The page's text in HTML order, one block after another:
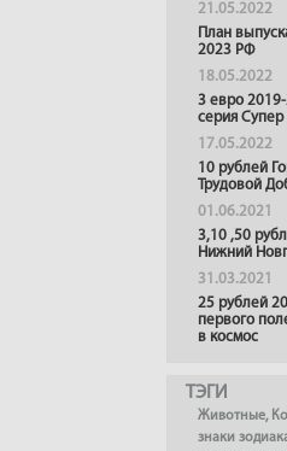
21.05.2022
План
2023 РФ
18.05.2022
3 евро
серия
17.05.2022
10 рублей
Трудовой
01.06.2021
3,10 ,50
Нижний
31.03.2021
25 рублей
первого
в космос
ТЭГИ
Животные,
знаки